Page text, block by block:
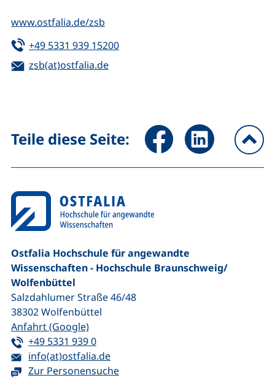
www.ostfalia.de/zsb
Tel:
+49 5331 939 15200(startet einen Telefonanruf,
E-Mail:
zsb(at)ostfalia.de(öffnet Ihr E-Mail-Programm)
Teile diese Seite: Seite über Facebook teilen
Seite über
Ostfalia Hochschule für angewandte
Wissenschaften - Hochschule Braunschweig/​
Wolfenbüttel
Salzdahlumer Straße 46/48
38302Wolfenbüttel
Anfahrt (Google)(externer Link, öffnet neues Fenster)
Tel:
+49 5331 939 0(startet einen Telefonanruf, wenn Ihr
E-Mail:
info(at)ostfalia.de(öffnet Ihr E-Mail-Programm)
Zur Personensuche